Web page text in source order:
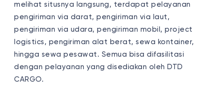
melihat situsnya langsung, terdapat pelayanan
pengiriman via darat, pengiriman via laut,
pengiriman via udara, pengiriman mobil, project
logistics, pengiriman alat berat, sewa kontainer,
hingga sewa pesawat. Semua bisa difasilitasi
dengan pelayanan yang disediakan oleh DTD
CARGO.